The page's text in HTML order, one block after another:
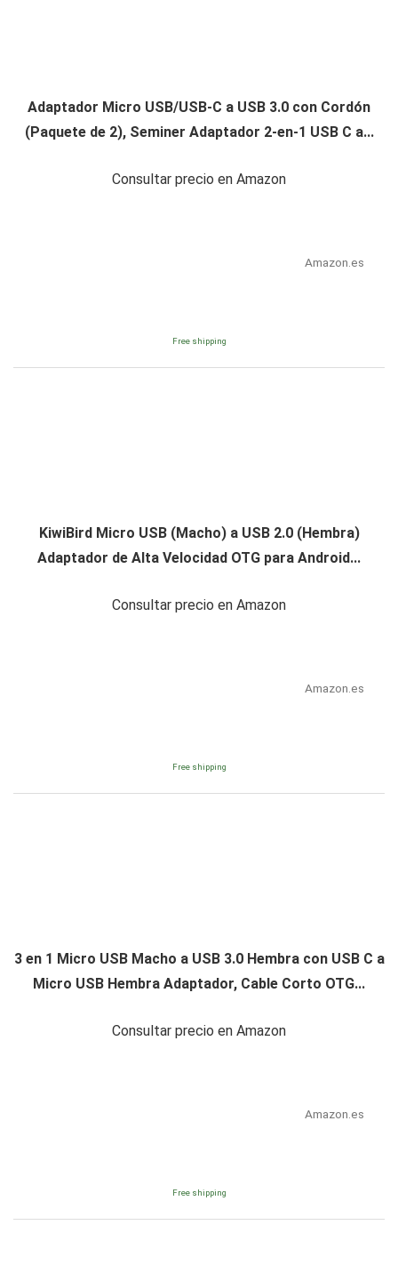
Adaptador Micro USB/USB-C a USB 3.0 con Cordón
(Paquete de 2), Seminer Adaptador 2-en-1 USB C a...
Consultar precio en Amazon
Amazon.es
Free shipping
KiwiBird Micro USB (Macho) a USB 2.0 (Hembra)
Adaptador de Alta Velocidad OTG para Android...
Consultar precio en Amazon
Amazon.es
Free shipping
3 en 1 Micro USB Macho a USB 3.0 Hembra con USB C a
Micro USB Hembra Adaptador, Cable Corto OTG...
Consultar precio en Amazon
Amazon.es
Free shipping